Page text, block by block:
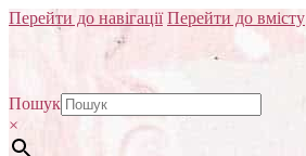
Перейти до навігації Перейти до вмісту
Пошук
×